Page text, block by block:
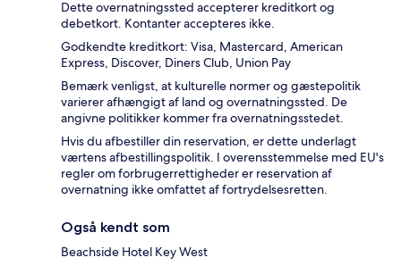
Dette overnatningssted accepterer kreditkort og
debetkort. Kontanter accepteres ikke.
Godkendte kreditkort: Visa, Mastercard, American
Express, Discover, Diners Club, Union Pay
Bemærk venligst, at kulturelle normer og gæstepolitik
varierer afhængigt af land og overnatningssted. De
angivne politikker kommer fra overnatningsstedet.
Hvis du afbestiller din reservation, er dette underlagt
værtens afbestillingspolitik. I overensstemmelse med EU's
regler om forbrugerrettigheder er reservation af
overnatning ikke omfattet af fortrydelsesretten.
Også kendt som
Beachside Hotel Key West